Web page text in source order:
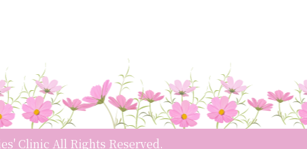
Clinic All Rights Reserved.